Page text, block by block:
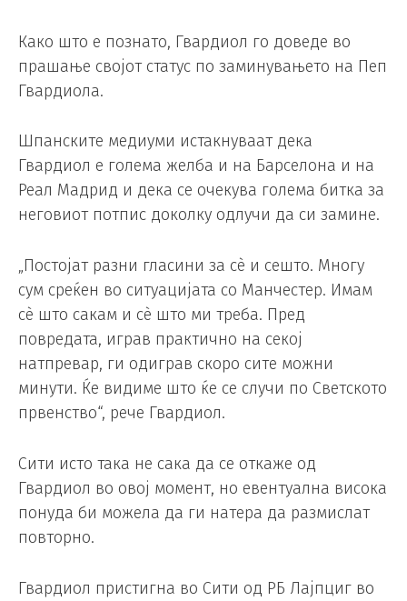
Како што е познато, Гвардиол го доведе во
прашање својот статус по заминувањето на Пеп
Гвардиола.
Шпанските медиуми истакнуваат дека
Гвардиол е голема желба и на Барселона и на
Реал Мадрид и дека се очекува голема битка за
неговиот потпис доколку одлучи да си замине.
„Постојат разни гласини за сè и сешто. Многу
сум среќен во ситуацијата со Манчестер. Имам
сè што сакам и сè што ми треба. Пред
повредата, играв практично на секој
натпревар, ги одиграв скоро сите можни
минути. Ќе видиме што ќе се случи по Светското
првенство“, рече Гвардиол.
Сити исто така не сака да се откаже од
Гвардиол во овој момент, но евентуална висока
понуда би можела да ги натера да размислат
повторно.
Гвардиол пристигна во Сити од РБ Лајпциг во